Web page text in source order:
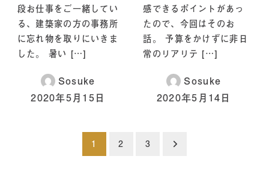
段お仕事をご一緒してい
る、建築家の方の事務所
に忘れ物を取りにいきま
した。 暑い […]
Sosuke
2020年5月15日
感できるポイントがあっ
たので、今回はそのお
話。 予算をかけずに非日
常のリアリテ […]
Sosuke
2020年5月14日
1 2 3